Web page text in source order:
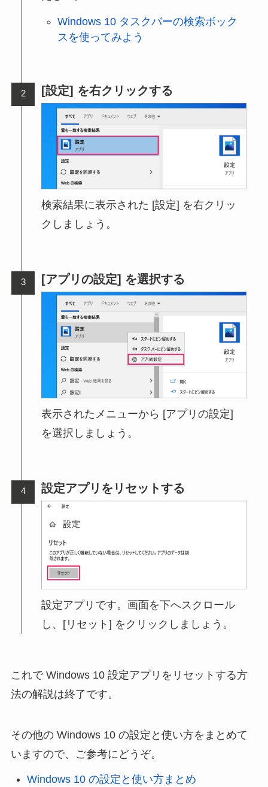
Windows 10 タスクバーの検索ボック
スを使ってみよう
[設定] を右クリックする
検索結果に表示された [設定] を右クリッ
クしましょう。
[アプリの設定] を選択する
表示されたメニューから [アプリの設定]
を選択しましょう。
設定アプリをリセットする
設定アプリです。画面を下へスクロール
し、[リセット] をクリックしましょう。
これで Windows 10 設定アプリをリセットする方
法の解説は終了です。
その他の Windows 10 の設定と使い方をまとめて
いますので、ご参考にどうぞ。
Windows 10 の設定と使い方まとめ